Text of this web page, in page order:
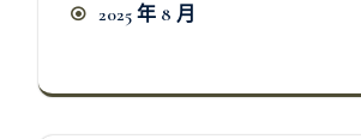
2025 年 8 月